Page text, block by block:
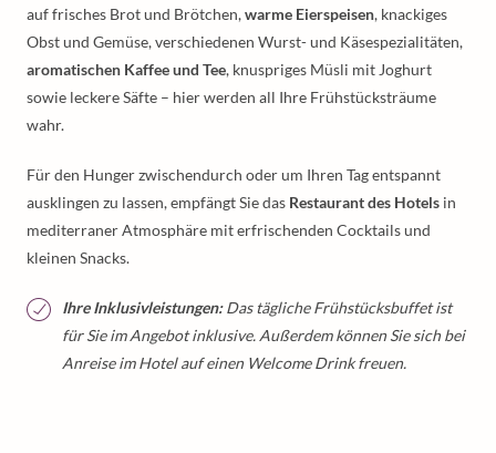
auf frisches Brot und Brötchen,warme Eierspeisen, knackiges
Obst und Gemüse, verschiedenen Wurst- und Käsespezialitäten,
aromatischen Kaffee und Tee, knuspriges Müsli mit Joghurt
sowie leckere Säfte – hier werden all Ihre Frühstücksträume
wahr.
Für den Hunger zwischendurch oder um Ihren Tag entspannt
ausklingen zu lassen, empfängt Sie das Restaurant des Hotels in
mediterraner Atmosphäre mit erfrischenden Cocktails und
kleinen Snacks.
Ihre Inklusivleistungen:Das tägliche Frühstücksbuffet ist
für Sie im Angebot inklusive. Außerdem können Sie sich bei
Anreise im Hotel auf einen Welcome Drink freuen.